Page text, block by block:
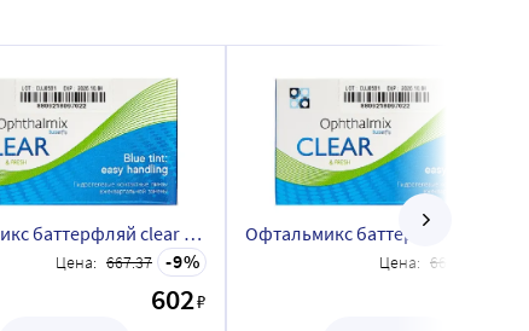
Офтальмикс баттерфляй clear контактные линзы плановой замены 8,6/14,2/-8,50/ 4 шт./blue tint
Цена: 667.37 9
602₽
Цена: 666.32